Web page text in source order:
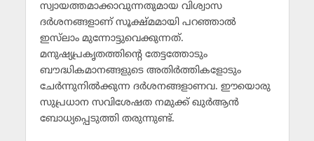
സ്വായത്തമാക്കാവുന്നതുമായ വിശ്വാസ
ദര്‍ശനങ്ങളാണ് സൂക്ഷ്മമായി പറഞ്ഞാല്‍
ഇസ്‌ലാം മുന്നോട്ടുവെക്കുന്നത്.
മനുഷ്യപ്രകൃതത്തിന്റെ തേട്ടത്തോടും
ബൗദ്ധികമാനങ്ങളുടെ അതിര്‍ത്തികളോടും
ചേര്‍ന്നുനില്‍ക്കുന്ന ദര്‍ശനങ്ങളാണവ. ഈയൊരു
സുപ്രധാന സവിശേഷത നമുക്ക് ഖുര്‍ആന്‍
ബോധ്യപ്പെടുത്തി തരുന്നുണ്ട്.